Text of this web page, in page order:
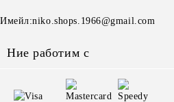
Имейл:niko.shops.1966@gmail.com
Ние работим с